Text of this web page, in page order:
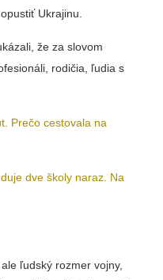
Ukrajinu.
že za slovom
rodičia, ľudia s
Prečo cestovala na
dve školy naraz. Na
ľudský rozmer vojny,